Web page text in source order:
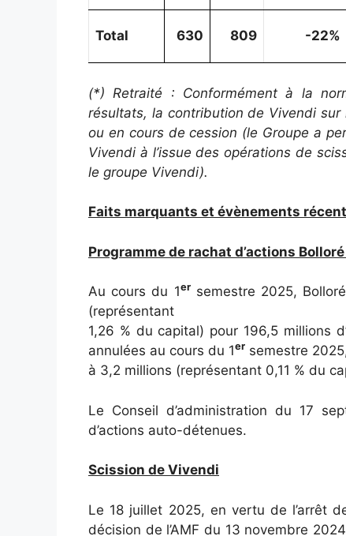
Total 630 809 -22%
(*) Retraité : Conformément à la
résultats, la contribution de Vivendi sur
ou en cours de cession (le Groupe a
Vivendi à l’issue des opérations de
le groupe Vivendi).
Faits marquants et évènements
Programme de rachat d’actions Bolloré
Au cours du 1ersemestre 2025,
(représentant
1,26 % du capital) pour 196,5 millions
annulées au cours du 1er semestre
à 3,2 millions (représentant 0,11 % du
Le Conseil d’administration du 17
d’actions auto-détenues.
Scission de Vivendi
Le 18 juillet 2025, en vertu de l’arrêt
décision de l’AMF du 13 novembre